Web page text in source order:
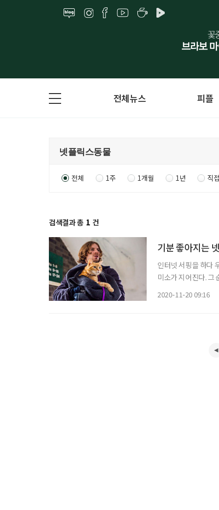
전체뉴스 피플
전체 1주 1개월 1년 직
검색결과 총 1 건
기분 좋아지는
인터넷 서핑을 하다
미소가 지어진다. 그
2020-11-20 09:16